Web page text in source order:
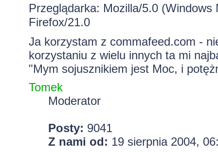
Przeglądarka: Mozilla/5.0
Firefox/21.0
Ja korzystam z commafeed.com -
korzystaniu z wielu innych ta mi
"Mym sojusznikiem jest Moc, i
Tomek
Moderator
Posty: 9041
Z nami od: 19 sierpnia 2004,